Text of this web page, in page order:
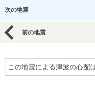
次の地震
前の地震
この地震による津波の心配